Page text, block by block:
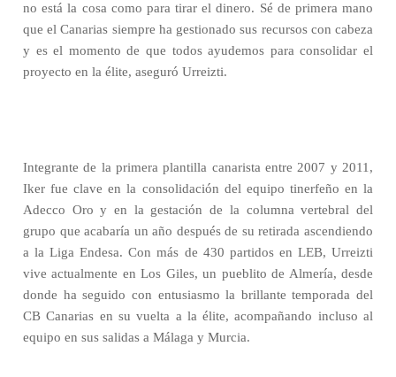
no está la cosa como para tirar el dinero. Sé de primera mano
que el Canarias siempre ha gestionado sus recursos con cabeza
y es el momento de que todos ayudemos para consolidar el
proyecto en la élite, aseguró Urreizti.
Integrante de la primera plantilla canarista entre 2007 y 2011,
Iker fue clave en la consolidación del equipo tinerfeño en la
Adecco Oro y en la gestación de la columna vertebral del
grupo que acabaría un año después de su retirada ascendiendo
a la Liga Endesa. Con más de 430 partidos en LEB, Urreizti
vive actualmente en Los Giles, un pueblito de Almería, desde
donde ha seguido con entusiasmo la brillante temporada del
CB Canarias en su vuelta a la élite, acompañando incluso al
equipo en sus salidas a Málaga y Murcia.